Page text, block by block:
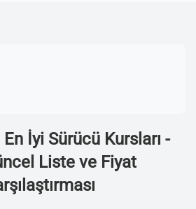
İyi Sürücü Kursları -
Liste ve Fiyat